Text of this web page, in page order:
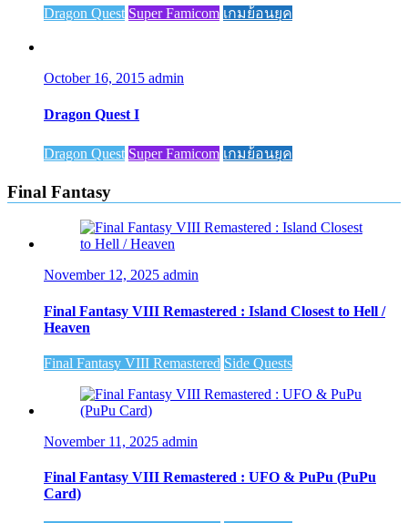
Dragon Quest Super Famicom เกมย้อนยุค
October 16, 2015 admin
Dragon Quest I
Dragon Quest Super Famicom เกมย้อนยุค
Final Fantasy
November 12, 2025 admin
Final Fantasy VIII Remastered : Island Closest to Hell /
Heaven
Final Fantasy VIII Remastered Side Quests
November 11, 2025 admin
Final Fantasy VIII Remastered : UFO & PuPu (PuPu
Card)